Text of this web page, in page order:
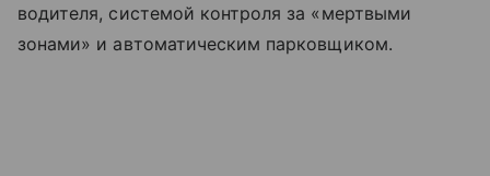
водителя, системой контроля за «мертвыми
зонами» и автоматическим парковщиком.